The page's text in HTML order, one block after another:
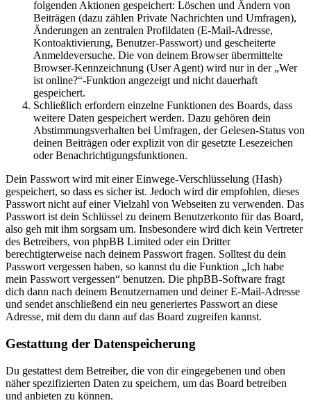
folgenden Aktionen gespeichert: Löschen und Ändern von
Beiträgen (dazu zählen Private Nachrichten und Umfragen),
Änderungen an zentralen Profildaten (E-Mail-Adresse,
Kontoaktivierung, Benutzer-Passwort) und gescheiterte
Anmeldeversuche. Die von deinem Browser übermittelte
Browser-Kennzeichnung (User Agent) wird nur in der „Wer
ist online?“-Funktion angezeigt und nicht dauerhaft
gespeichert.
Schließlich erfordern einzelne Funktionen des Boards, dass
weitere Daten gespeichert werden. Dazu gehören dein
Abstimmungsverhalten bei Umfragen, der Gelesen-Status von
deinen Beiträgen oder explizit von dir gesetzte Lesezeichen
oder Benachrichtigungsfunktionen.
Dein Passwort wird mit einer Einwege-Verschlüsselung (Hash)
gespeichert, so dass es sicher ist. Jedoch wird dir empfohlen, dieses
Passwort nicht auf einer Vielzahl von Webseiten zu verwenden. Das
Passwort ist dein Schlüssel zu deinem Benutzerkonto für das Board,
also geh mit ihm sorgsam um. Insbesondere wird dich kein Vertreter
des Betreibers, von phpBB Limited oder ein Dritter
berechtigterweise nach deinem Passwort fragen. Solltest du dein
Passwort vergessen haben, so kannst du die Funktion „Ich habe
mein Passwort vergessen“ benutzen. Die phpBB-Software fragt
dich dann nach deinem Benutzernamen und deiner E-Mail-Adresse
und sendet anschließend ein neu generiertes Passwort an diese
Adresse, mit dem du dann auf das Board zugreifen kannst.
Gestattung der Datenspeicherung
Du gestattest dem Betreiber, die von dir eingegebenen und oben
näher spezifizierten Daten zu speichern, um das Board betreiben
und anbieten zu können.